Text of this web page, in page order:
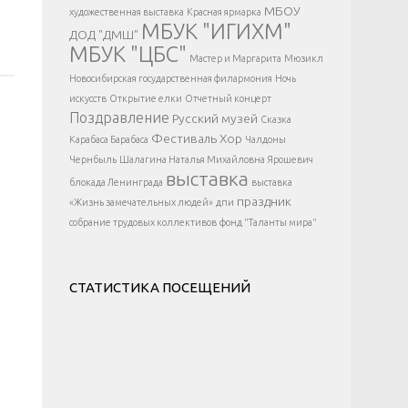
</div >
художественная выставка Красная ярмарка МБОУ
ДОД "ДМШ" МБУК "ИГИХМ"
МБУК "ЦБС" Мастер и Маргарита Мюзикл
Новосибирская государственная филармония Ночь
искусств Открытие елки Отчетный концерт
Поздравление Русский музей Сказка
Карабаса Барабаса ФестивальХор Чалдоны
Чернбыль Шалагина Наталья Михайловна Ярошевич
блокада Ленинграда выставка выставка
«Жизнь замечательных людей» дпи праздник
собрание трудовых коллективов фонд "Таланты мира"
СТАТИСТИКА ПОСЕЩЕНИЙ